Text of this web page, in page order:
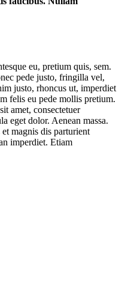
eu, pretium quis, sem.
pede justo, fringilla vel,
justo, rhoncus ut, imperdiet
felis eu pede mollis pretium.
amet, consectetuer
eget dolor. Aenean massa.
magnis dis parturient
imperdiet. Etiam